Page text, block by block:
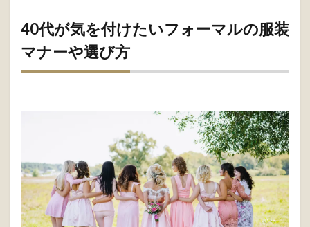
40代が気を付けたいフォーマルの服装
マナーや選び方